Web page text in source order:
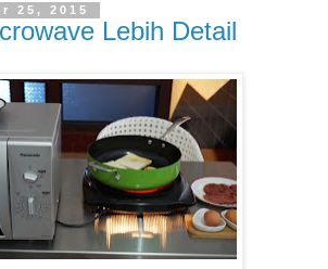
25, 2015
Lebih Detail